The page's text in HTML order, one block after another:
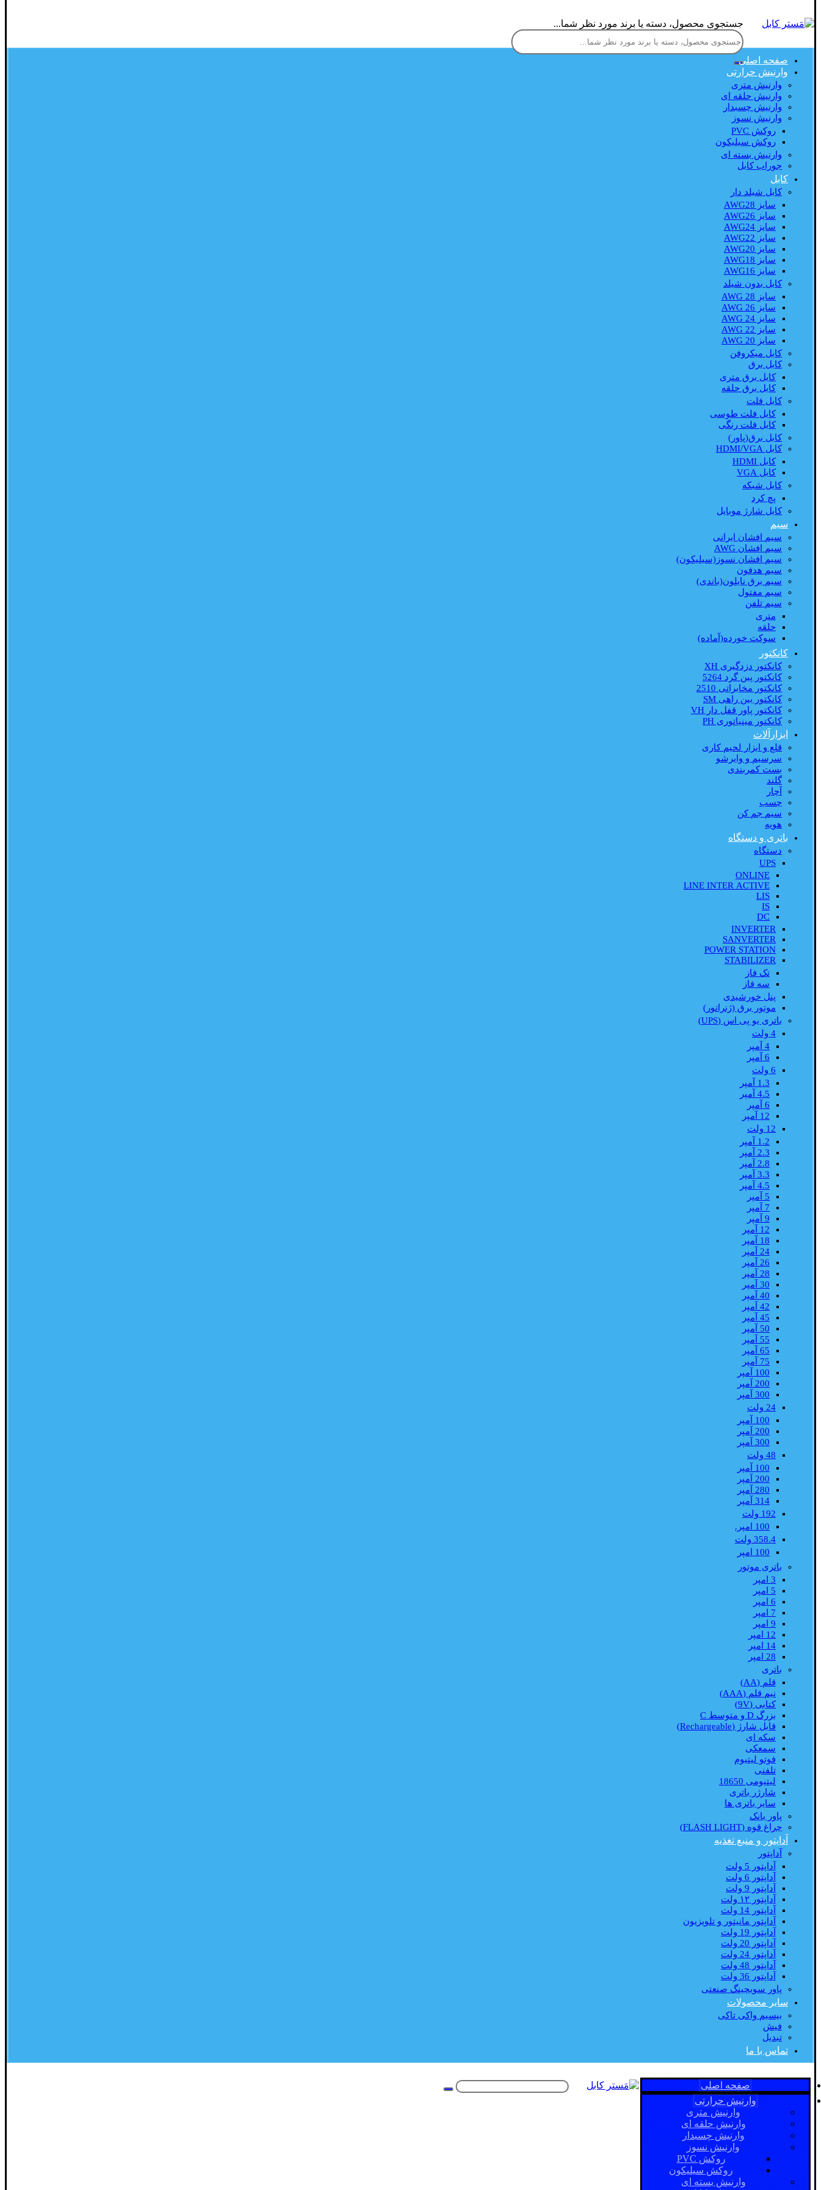
جستجوی محصول، دسته یا برند مورد نظر شما...
صفحه اصلی
وارنیش حرارتی
وارنیش متری
وارنیش حلقه ای
وارنیش چسبدار
وارنیش نسوز
روکش PVC
روکش سیلیکون
وارنیش بسته ای
جوراب کابل
کابل
کابل شیلد دار
سایز AWG28
سایز AWG26
سایز AWG24
سایز AWG22
سایز AWG20
سایز AWG18
سایز AWG16
کابل بدون شیلد
سایز AWG 28
سایز AWG 26
سایز AWG 24
سایز AWG 22
سایز AWG 20
کابل میکروفن
کابل برق
کابل برق متری
کابل برق حلقه
کابل فلت
کابل فلت طوسی
کابل فلت رنگی
کابل برق(پاور)
کابل HDMI/VGA
کابل HDMI
کابل VGA
کابل شبکه
پچ کرد
کابل شارژ موبایل
سیم
سیم افشان ایرانی
سیم افشان AWG
سیم افشان نسوز(سیلیکون)
سیم هدفون
سیم برق نایلون(باندی)
سیم مفتول
سیم تلفن
متری
حلقه
سوکت خورده(آماده)
کانکتور
کانکتور دزدگیری XH
کانکتور پین گرد 5264
کانکتور مخابراتی 2510
کانکتور بین راهی SM
کانکتور پاور قفل دار VH
کانکتور مینیاتوری PH
ابزارآلات
قلع و ابزار لحیم کاری
سرسیم و وایرشو
بست کمربندی
گلند
آچار
چسب
سیم جم کن
هویه
باتری و دستگاه
دستگاه
UPS
ONLINE
LINE INTER ACTIVE
LIS
IS
DC
INVERTER
SANVERTER
POWER STATION
STABILIZER
تک فاز
سه فاز
پنل خورشیدی
موتور برق (ژنراتور)
باتری یو پی اس (UPS)
4 ولت
4 آمپر
6 آمپر
6 ولت
1.3 آمپر
4.5 آمپر
6 آمپر
12 آمپر
12 ولت
1.2 آمپر
2.3 آمپر
2.8 آمپر
3.3 آمپر
4.5 آمپر
5 آمپر
7 آمپر
9 آمپر
12 آمپر
18 آمپر
24 آمپر
26 آمپر
28 آمپر
30 آمپر
40 آمپر
42 آمپر
45 آمپر
50 آمپر
55 آمپر
65 آمپر
75 آمپر
100 آمپر
200 آمپر
300 آمپر
24 ولت
100 آمپر
200 آمپر
300 آمپر
48 ولت
100 آمپر
200 آمپر
280 آمپر
314 آمپر
192 ولت
100 امپر.
358.4 ولت
100 امپر
باتری موتور
3 امپر
5 امپر
6 امپر
7 امپر
9 امپر
12 امپر
14 امپر
28 امپر
باتری
قلم (AA)
نیم قلم (AAA)
کتابی (9V)
بزرگ D و متوسط C
قابل شارژ (Rechargeable)
سکه ای
سمعکی
فوتو لیتیوم
تلفنی
لیتیومی 18650
شارژر باتری
سایر باتری ها
پاور بانک
چراغ قوه (FLASH LIGHT)
آداپتور و منبع تغذیه
آداپتور
آداپتور 5 ولت
آداپتور 6 ولت
آداپتور 9 ولت
آداپتور ۱۲ ولت
آداپتور 14 ولت
آداپتور مانیتور و تلویزیون
آداپتور 19 ولت
آداپتور 20 ولت
آداپتور 24 ولت
آداپتور 48 ولت
آداپتور 36 ولت
پاور سویچینگ صنعتی
سایر محصولات
بیسیم واکی تاکی
فیش
تبدیل
تماس با ما
صفحه اصلی
وارنیش حرارتی
وارنیش متری
وارنیش حلقه ای
وارنیش چسبدار
وارنیش نسوز
روکش PVC
روکش سیلیکون
وارنیش بسته ای